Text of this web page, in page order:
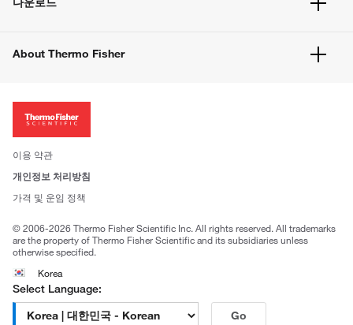
고객 센터
웹사이트 개선사항
About Thermo Fisher
투자자
사회적 책임
브랜드
이용 약관
개인정보 처리방침
가격 및 운임 정책
© 2006-2026 Thermo Fisher Scientific Inc. All rights reserved. All trademarks
are the property of Thermo Fisher Scientific and its subsidiaries unless
otherwise specified.
Korea
Select Language:
Go